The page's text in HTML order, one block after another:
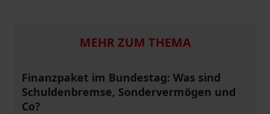
MEHR ZUM THEMA
Finanzpaket im Bundestag: Was sind
Schuldenbremse, Sondervermögen und
Co?